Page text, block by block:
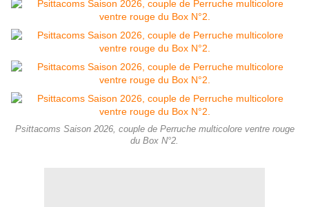
Psittacoms Saison 2026, couple de Perruche multicolore ventre rouge
du Box N°2.